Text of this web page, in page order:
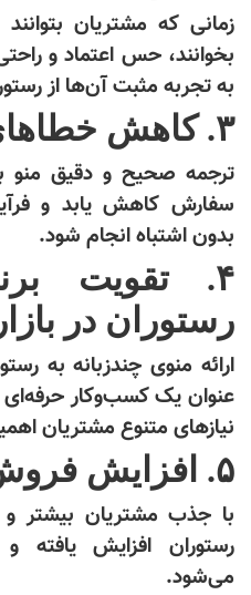
زمانی که مشتریان
بخوانند، حس اعتماد و
به تجربه مثبت آن‌ها از
۳. کاهش خطاهای سفارش‌گیری
ترجمه صحیح و دقیق منو
سفارش کاهش یابد و
بدون اشتباه انجام شود.
۴. تقویت
رستوران در بازار
ارائه منوی چندزبانه به
عنوان یک کسب‌وکار
نیازهای متنوع مشتریان
۵. افزایش فروش و سودآوری
با جذب مشتریان بیشتر
رستوران افزایش یافته
می‌شود.